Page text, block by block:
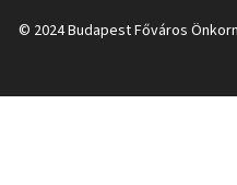
© 2024 Budapest Főváros